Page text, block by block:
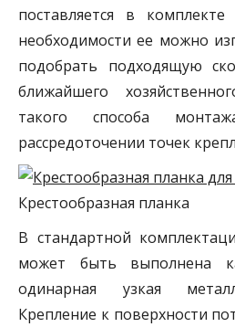
поставляется в
необходимости ее можно
подобрать подходящую
ближайшего
такого способа
рассредоточении точек
Крестообразная планка
В стандартной
может быть выполнена
одинарная узкая
Крепление к поверхности